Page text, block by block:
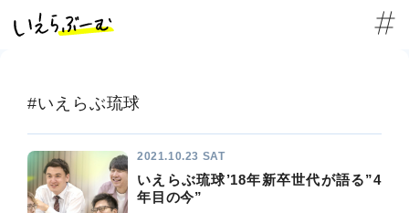
#いえらぶ琉球
2021.10.23 SAT
いえらぶ琉球’18年新卒世代が語る”4
年目の今”